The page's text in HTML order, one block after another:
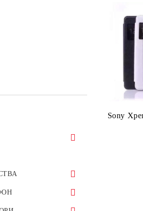
Sony